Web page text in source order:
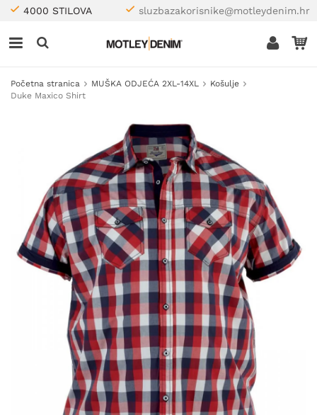
4000 STILOVA sluzbazakorisnike@motleydenim.hr
Početna stranica MUŠKA ODJEĆA 2XL-14XL
Košulje
Duke Maxico Shirt